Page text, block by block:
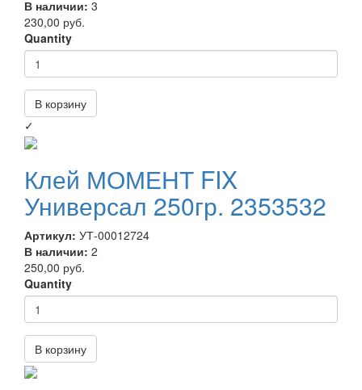
В наличии: 3
230,00 руб.
Quantity
В корзину
✓
Клей МОМЕНТ FIX
Универсал 250гр. 2353532
Артикул: УТ-00012724
В наличии: 2
250,00 руб.
Quantity
В корзину